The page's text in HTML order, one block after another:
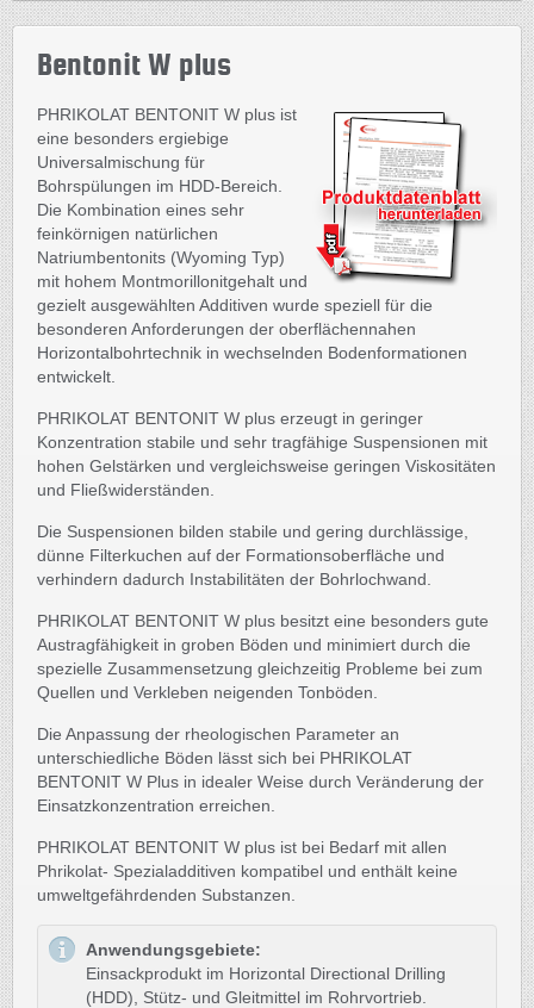
Bentonit W plus
PHRIKOLAT BENTONIT W plus ist
eine besonders ergiebige
Universalmischung für
Bohrspülungen im HDD-Bereich.
Die Kombination eines sehr
feinkörnigen natürlichen
Natriumbentonits (Wyoming Typ)
mit hohem Montmorillonitgehalt und
gezielt ausgewählten Additiven wurde speziell für die
besonderen Anforderungen der oberflächennahen
Horizontalbohrtechnik in wechselnden Bodenformationen
entwickelt.
PHRIKOLAT BENTONIT W plus erzeugt in geringer
Konzentration stabile und sehr tragfähige Suspensionen mit
hohen Gelstärken und vergleichsweise geringen Viskositäten
und Fließwiderständen.
Die Suspensionen bilden stabile und gering durchlässige,
dünne Filterkuchen auf der Formationsoberfläche und
verhindern dadurch Instabilitäten der Bohrlochwand.
PHRIKOLAT BENTONIT W plus besitzt eine besonders gute
Austragfähigkeit in groben Böden und minimiert durch die
spezielle Zusammensetzung gleichzeitig Probleme bei zum
Quellen und Verkleben neigenden Tonböden.
Die Anpassung der rheologischen Parameter an
unterschiedliche Böden lässt sich bei PHRIKOLAT
BENTONIT W Plus in idealer Weise durch Veränderung der
Einsatzkonzentration erreichen.
PHRIKOLAT BENTONIT W plus ist bei Bedarf mit allen
Phrikolat- Spezialadditiven kompatibel und enthält keine
umweltgefährdenden Substanzen.
Anwendungsgebiete:
Einsackprodukt im Horizontal Directional Drilling
(HDD), Stütz- und Gleitmittel im Rohrvortrieb.